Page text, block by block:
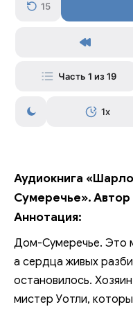
15
Часть 1 из 19
1x
Аудиокнига
Сумеречье».
Аннотация:
Дом-Сумеречье. Это
а сердца живых
остановилось.
мистер Уотли,